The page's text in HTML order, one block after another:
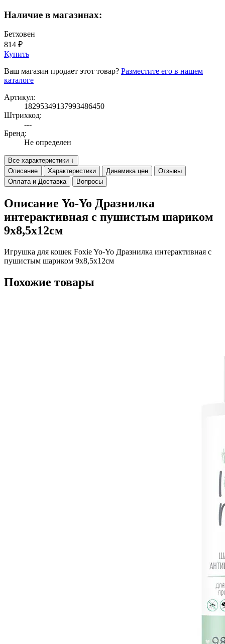
Наличие в магазинах:
Бетховен
814 ₽
Купить
Ваш магазин продает этот товар? Разместите его в нашем
каталоге
Артикул:
18295349137993486450
Штрихкод:
---
Бренд:
Не определен
Все характеристики ↓
Описание
Характеристики Динамика цен
Отзывы
Оплата и Доставка
Вопросы
Описание Yo-Yo Дразнилка
интерактивная с пушистым шариком
9х8,5х12см
Игрушка для кошек Foxie Yo-Yo Дразнилка интерактивная с
пушистым шариком 9х8,5х12см
Похожие товары